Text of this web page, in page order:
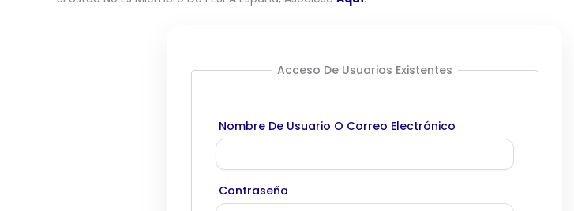
Acceso De Usuarios Existentes
Nombre De Usuario O Correo Electrónico
Contraseña